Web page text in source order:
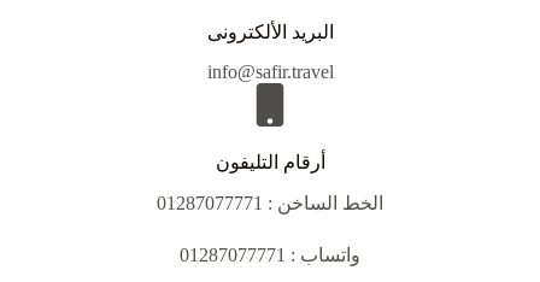
البريد الألكترونى
info@safir.travel
أرقام التليفون
الخط الساخن : 01287077771
واتساب : 01287077771